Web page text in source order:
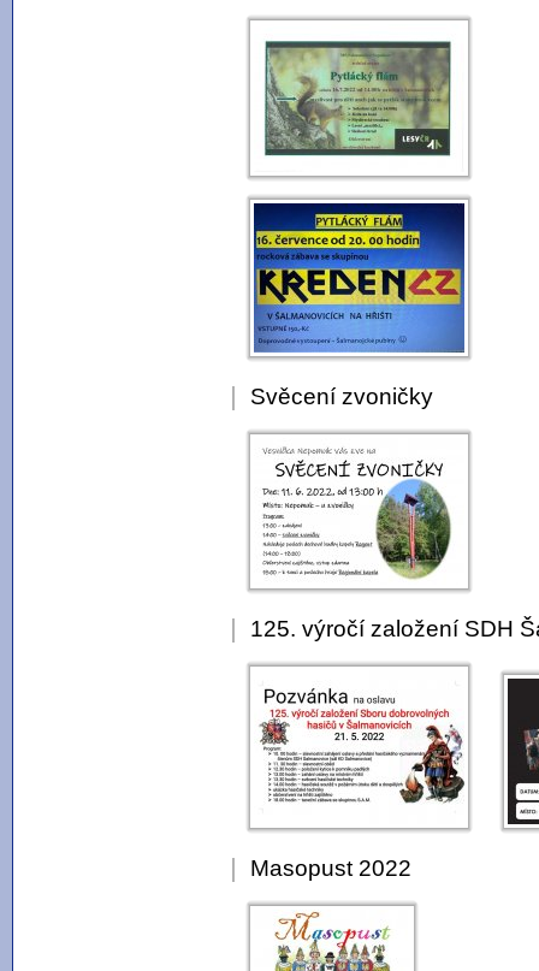
Svěcení zvoničky
125. výročí založení SDH
Masopust 2022